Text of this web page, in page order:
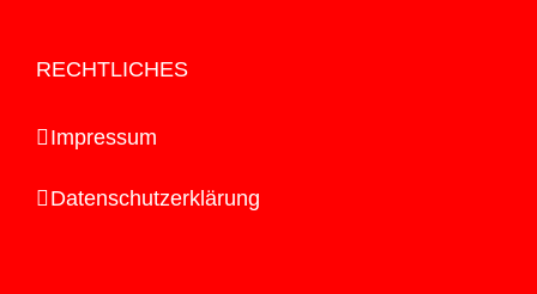
RECHTLICHES
Impressum
Datenschutzerklärung